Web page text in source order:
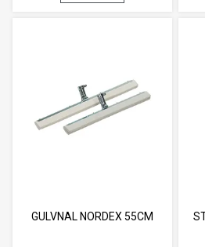
GULVNAL NORDEX 55CM